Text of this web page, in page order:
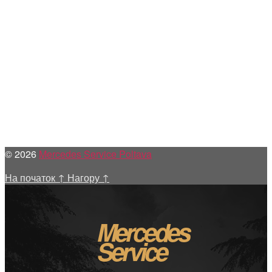
© 2026 Mercedes Service Poltava
На початок ↑ Нагору ↑
Mercedes
Service